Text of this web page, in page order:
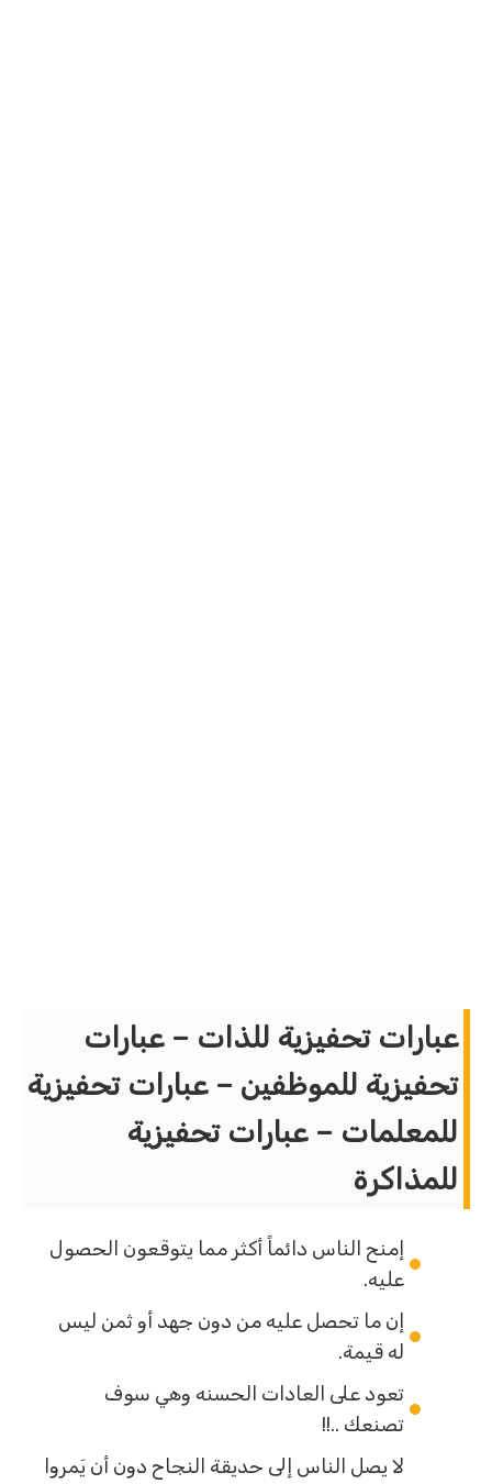
عبارات تحفيزية للذات – عبارات
تحفيزية للموظفين – عبارات تحفيزية
للمعلمات – عبارات تحفيزية
للمذاكرة
إمنح الناس دائماً أكثر مما يتوقعون الحصول
عليه.
إن ما تحصل عليه من دون جهد أو ثمن ليس
له قيمة.
تعود على العادات الحسنه وهي سوف
تصنعك ..!!
لا يصل الناس إلى حديقة النجاح دون أن يَمروا